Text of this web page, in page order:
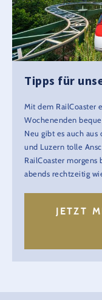
Tipps für
Mit dem RailCoaster
Wochenenden
Neu gibt es auch aus
und Luzern tolle
RailCoaster morgens
abends rechtzeitig
JETZT